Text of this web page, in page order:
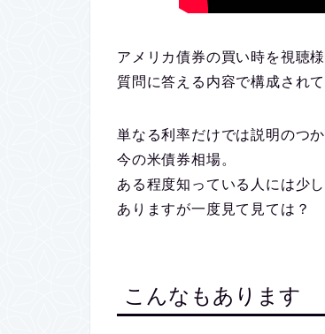
アメリカ債券の買い時を視聴
質問に答える内容で構成されて
単なる利率だけでは説明のつ
今の米債券相場。
ある程度知っている人には少
ありますが一度見て見ては？
こんなもあります